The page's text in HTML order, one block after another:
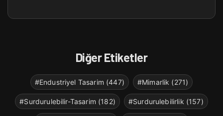
Diğer Etiketler
#Endustriyel Tasarim (447) #Mimarlik (271)
#Surdurulebilir-Tasarim (182) #Surdurulebilirlik (157)